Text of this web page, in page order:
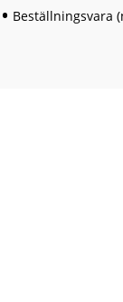
Beställningsvara